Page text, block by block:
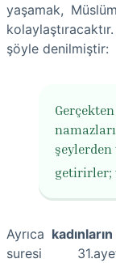
yaşamak,
şöyle denilmiştir:
getirirler;
Ayrıca
suresi